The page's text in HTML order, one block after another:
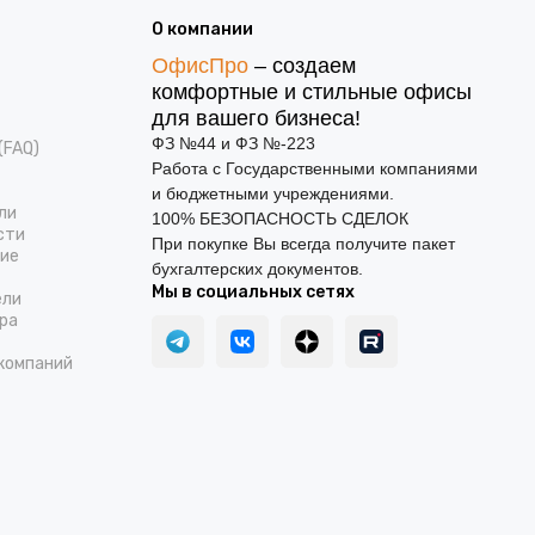
О компании
ОфисПро– создаем
комфортные и стильные офисы
для вашего бизнеса!
ФЗ №44 и ФЗ №-223
Работа с Государственными компаниями
и бюджетными учреждениями.
100% БЕЗОПАСНОСТЬ СДЕЛОК
При покупке Вы всегда получите пакет
бухгалтерских документов.
Мы в социальных сетях